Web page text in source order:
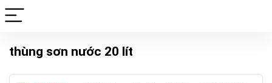
thùng sơn nước 20 lít